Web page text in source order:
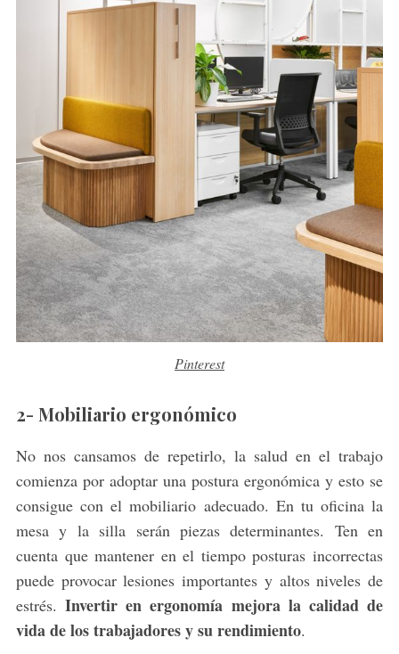
Pinterest
2- Mobiliario ergonómico
No nos cansamos de repetirlo, la salud en el trabajo
comienza por adoptar una postura ergonómica y esto se
consigue con el mobiliario adecuado. En tu oficina la
mesa y la silla serán piezas determinantes. Ten en
cuenta que mantener en el tiempo posturas incorrectas
puede provocar lesiones importantes y altos niveles de
estrés.Invertir en ergonomía mejora la calidad de
vida de los trabajadores y su rendimiento.